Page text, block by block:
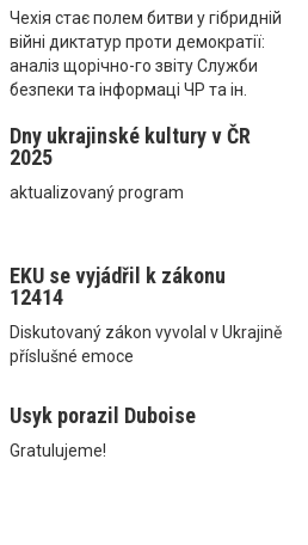
Чехія стає полем битви у гібридній
війні диктатур проти демократії:
аналіз щорічно-го звіту Служби
безпеки та інформаці ЧР та ін.
Dny ukrajinské kultury v ČR
2025
aktualizovaný program
EKU se vyjádřil k zákonu
12414
Diskutovaný zákon vyvolal v Ukrajině
příslušné emoce
Usyk porazil Duboise
Gratulujeme!